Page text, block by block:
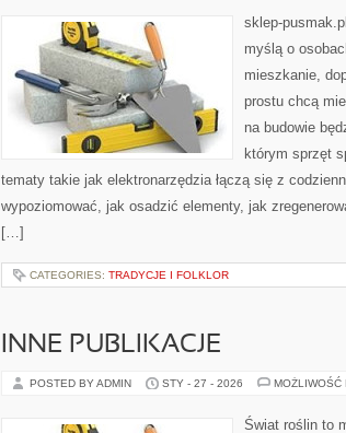
sklep-
myślą o
mieszkanie,
prostu chcą
na budowie
którym sprzęt
tematy takie jak elektronarzędzia łączą się z
wypoziomować, jak osadzić elementy, jak
[…]
CATEGORIES: TRADYCJE I FOLKLOR
INNE PUBLIKACJE
POSTED BY ADMIN STY - 27 - 2026 MOŻLIWOŚĆ
Świat roślin to